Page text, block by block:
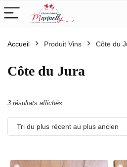
Accueil Produit Vins Côte du
Côte du Jura
3 résultats affichés
du
plus
Tri du plus récent au plus ancien